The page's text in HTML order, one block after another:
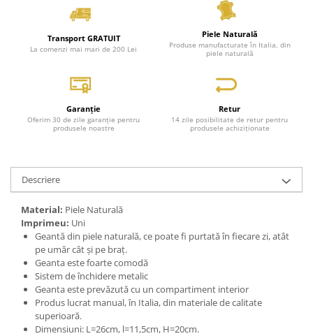
Transport GRATUIT
La comenzi mai mari de 200 Lei
Piele Naturală
Produse manufacturate în Italia, din
piele naturală
Garanție
Oferim 30 de zile garanție pentru
produsele noastre
Retur
14 zile posibilitate de retur pentru
produsele achiziționate
Descriere
Material: Piele Naturală
Imprimeu: Uni
Geantă din piele naturală, ce poate fi purtată în fiecare zi, atât
pe umăr cât și pe braț.
Geanta este foarte comodă
Sistem de închidere metalic
Geanta este prevăzută cu un compartiment interior
Produs lucrat manual, în Italia, din materiale de calitate
superioară.
Dimensiuni: L=26cm, l=11,5cm, H=20cm.